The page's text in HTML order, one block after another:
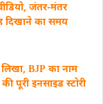
जंतर-मंतर
दिखाने का समय
BJP का नाम
पूरी इनसाइड स्‍टोरी